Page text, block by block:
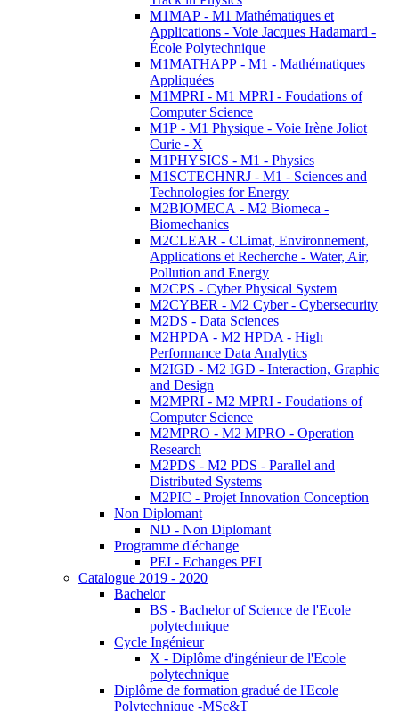
M1MAP - M1 Mathématiques et
Applications - Voie Jacques Hadamard -
École Polytechnique
M1MATHAPP - M1 - Mathématiques
Appliquées
M1MPRI - M1 MPRI - Foudations of
Computer Science
M1P - M1 Physique - Voie Irène Joliot
Curie - X
M1PHYSICS - M1 - Physics
M1SCTECHNRJ - M1 - Sciences and
Technologies for Energy
M2BIOMECA - M2 Biomeca -
Biomechanics
M2CLEAR - CLimat, Environnement,
Applications et Recherche - Water, Air,
Pollution and Energy
M2CPS - Cyber Physical System
M2CYBER - M2 Cyber - Cybersecurity
M2DS - Data Sciences
M2HPDA - M2 HPDA - High
Performance Data Analytics
M2IGD - M2 IGD - Interaction, Graphic
and Design
M2MPRI - M2 MPRI - Foudations of
Computer Science
M2MPRO - M2 MPRO - Operation
Research
M2PDS - M2 PDS - Parallel and
Distributed Systems
M2PIC - Projet Innovation Conception
Non Diplomant
ND - Non Diplomant
Programme d'échange
PEI - Echanges PEI
Catalogue 2019 - 2020
Bachelor
BS - Bachelor of Science de l'Ecole
polytechnique
Cycle Ingénieur
X - Diplôme d'ingénieur de l'Ecole
polytechnique
Diplôme de formation gradué de l'Ecole
Polytechnique -MSc&T